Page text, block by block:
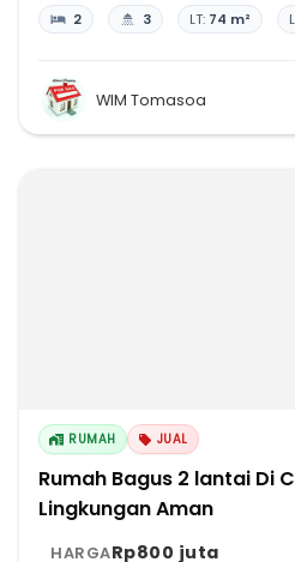
2 3 LT: 74 m²
WIM Tomasoa
RUMAH JUAL
Rumah Bagus 2 lantai Di
Lingkungan Aman
HARGARp800 juta